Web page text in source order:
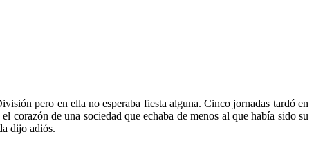
pero en ella no esperaba fiesta alguna. Cinco jornadas tardó en
de una sociedad que echaba de menos al que había sido su
dijo adiós.